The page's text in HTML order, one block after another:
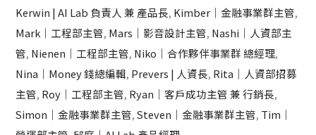
Kerwin | AI Lab 負責人 兼 產品長, Kimber｜金融事業群主管,
Mark｜工程部主管, Mars｜影音設計主管, Nashi｜人資部主
管, Nienen｜工程部主管, Niko｜合作夥伴事業群 總經理,
Nina｜Money 錢總編輯, Prevers | 人資長, Rita｜人資部招募
主管, Roy｜工程部主管, Ryan｜客戶成功主管 兼 行銷長,
Simon｜金融事業群主管,Steven｜金融事業群主管, Tim｜